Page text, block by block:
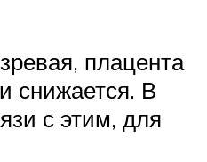
плацента
снижается. В
с этим, для